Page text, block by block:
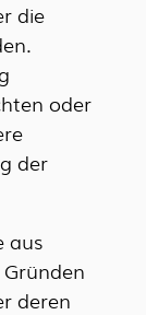
die
oder
der
aus
deren